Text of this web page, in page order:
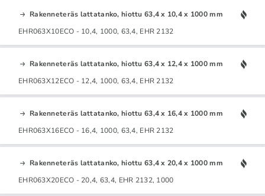
Rakenneteräs lattatanko, hiottu 63,4 x 10,4 x 1000 mm
EHR063X10ECO - 10,4, 1000, 63,4, EHR 2132
Rakenneteräs lattatanko, hiottu 63,4 x 12,4 x 1000 mm
EHR063X12ECO - 12,4, 1000, 63,4, EHR 2132
Rakenneteräs lattatanko, hiottu 63,4 x 16,4 x 1000 mm
EHR063X16ECO - 16,4, 1000, 63,4, EHR 2132
Rakenneteräs lattatanko, hiottu 63,4 x 20,4 x 1000 mm
EHR063X20ECO - 20,4, 63,4, EHR 2132, 1000